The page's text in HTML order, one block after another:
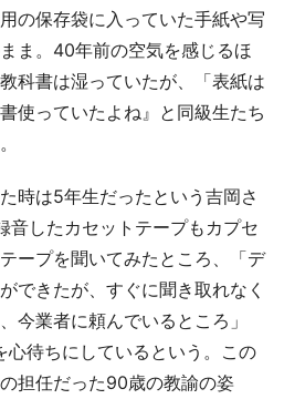
の保存袋に入っていた手紙や写
ま。40年前の空気を感じるほ
科書は湿っていたが、「表紙は
使っていたよね』と同級生たち
。
時は5年生だったという吉岡さ
音したカセットテープもカプセ
ープを聞いてみたところ、「デ
できたが、すぐに聞き取れなく
今業者に頼んでいるところ」
心待ちにしているという。この
担任だった90歳の教諭の姿